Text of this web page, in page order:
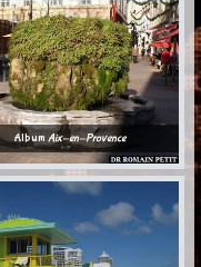
Album Aix-en-Provence